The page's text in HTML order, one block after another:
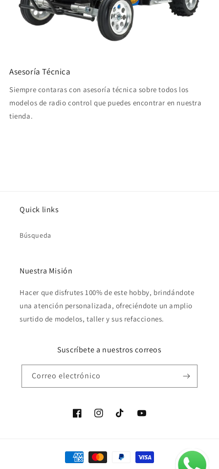
Asesoría Técnica
Siempre contaras con asesoría técnica sobre todos los
modelos de radio control que puedes encontrar en nuestra
tienda.
Quick links
Búsqueda
Nuestra Misión
Hacer que disfrutes 100% de este hobby, brindándote
una atención personalizada, ofreciéndote un amplio
surtido de modelos, taller y sus refacciones.
Suscríbete a nuestros correos
Correo electrónico
FacebookInstagramTikTok YouTube
Formas
de